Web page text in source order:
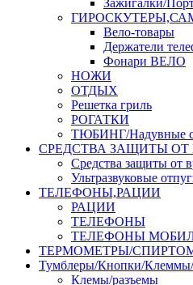
Зажигалки/
Вело-товары
Держатели
Фонари ВЕЛО
НОЖИ
ОТДЫХ
Решетка гриль
РОГАТКИ
ТЮБИНГ/Надувные
СРЕДСТВА ЗАЩИТЫ ОТ
Средства защиты от
Ультразвуковые
ТЕЛЕФОНЫ,РАЦИИ
РАЦИИ
ТЕЛЕФОНЫ
ТЕЛЕФОНЫ
ТЕРМОМЕТРЫ/
Тумблеры/Кнопки/Клеммы/
Клемы/разъемы